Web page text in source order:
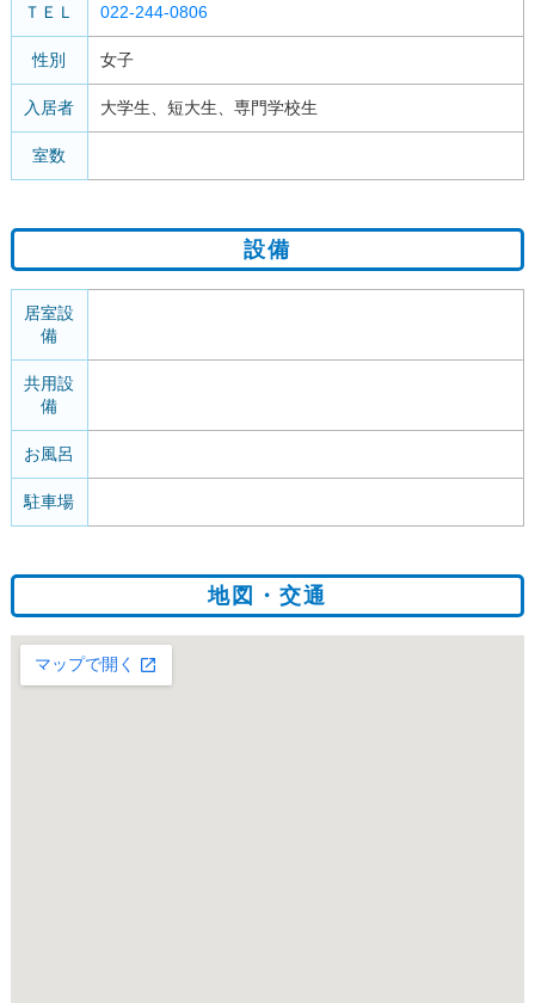
ＴＥＬ 022-244-0806
性別 女子
入居者 大学生、短大生、専門学校生
室数
設備
居室設
備
共用設
備
お風呂
駐車場
地図・交通